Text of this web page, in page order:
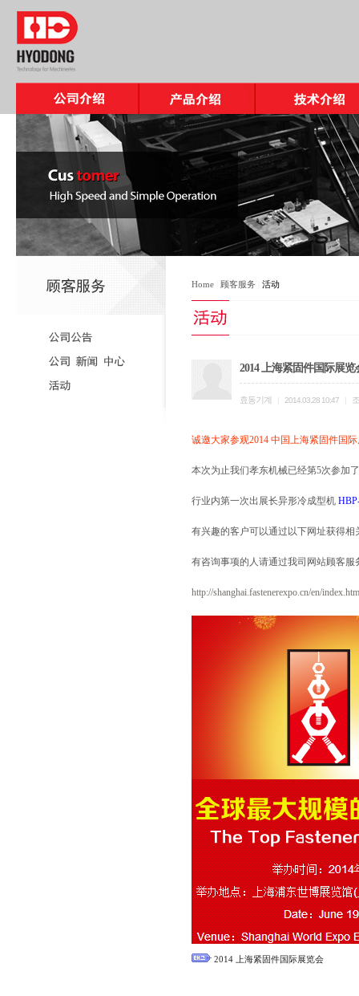
Home 顾客服务 活动
2014 上海紧固件国际展览
효동기계 2014.03.28 10:47
诚邀大家参观2014 中国上海紧固件国
本次为止我们孝东机械已经第5次参加
行业内第一次出展长异形冷成型机
有兴趣的客户可以通过以下网址获得相
有咨询事项的人请通过我司网站顾客
http://shanghai.fastenerexpo.cn/en/
2014 上海紧固件国际展览会